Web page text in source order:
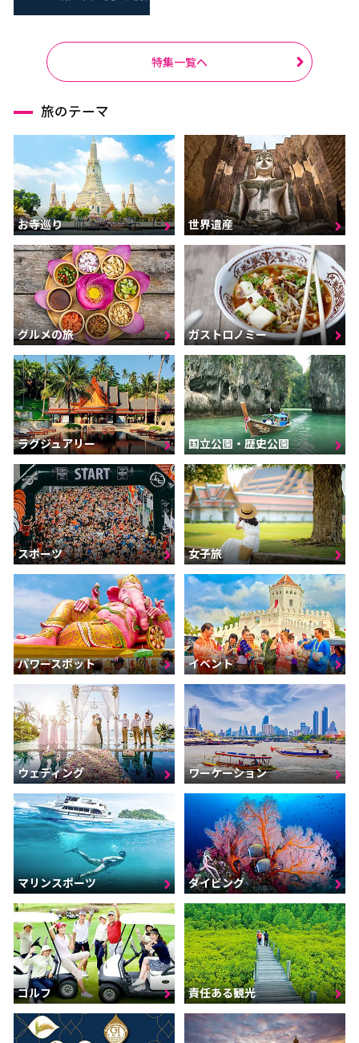
特集一覧へ
旅のテーマ
お寺巡り 世界遺産
グルメの旅 ガストロノミー
ラグジュアリー 国立公園・歴史公園
スポーツ 女子旅
パワースポット イベント
ウェディング ワーケーション
マリンスポーツ ダイビング
ゴルフ 責任ある観光